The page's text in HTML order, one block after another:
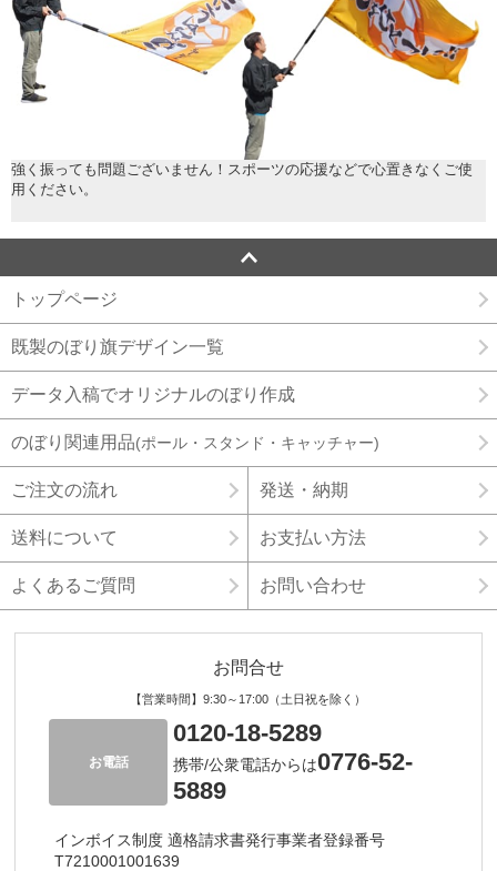
強く振っても問題ございません！スポーツの応援などで心置きなくご使
用ください。
トップページ
既製のぼり旗デザイン一覧
データ入稿でオリジナルのぼり作成
のぼり関連用品(ポール・スタンド・キャッチャー)
ご注文の流れ 発送・納期
送料について お支払い方法
よくあるご質問 お問い合わせ
お問合せ
【営業時間】9:30～17:00（土日祝を除く）
お電話
0120-18-5289
携帯/公衆電話からは0776-52-
5889
インボイス制度 適格請求書発行事業者登録番号
T7210001001639